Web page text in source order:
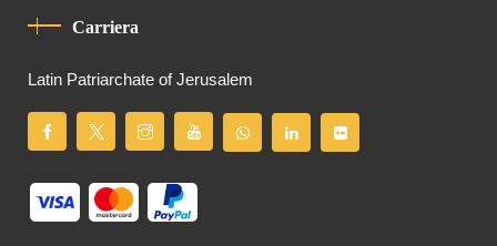
Carriera
Latin Patriarchate of Jerusalem